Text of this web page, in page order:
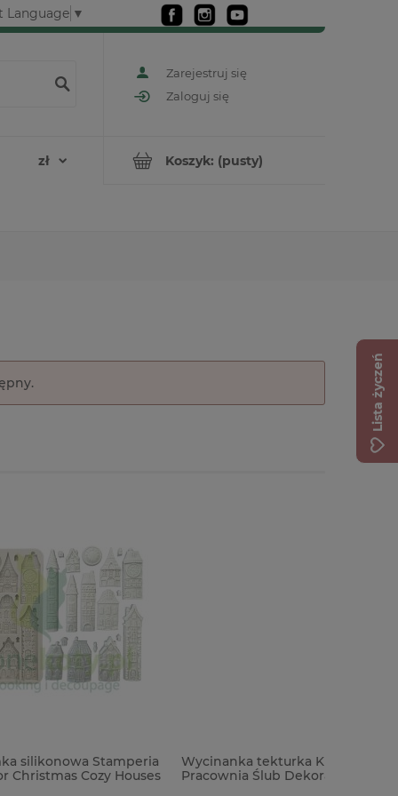
Language ▼
Zarejestruj się
Zaloguj się
Koszyk: (pusty)
Wycinanka tekturka Kreatywna
Pracownia Ślub Dekoracja para młoda
Lista życzeń